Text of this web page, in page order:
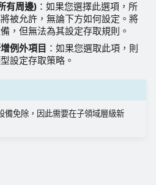
有周邊) ：如果您選擇此選項，所
被允許，無論下方如何設定。將
，但無法為其設定存取規則。
例外項目 ：如果您選取此項，則
設定存取策略。
備免除，因此需要在子領域層級新